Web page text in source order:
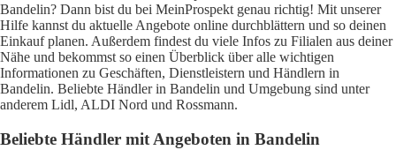
Bandelin? Dann bist du bei MeinProspekt genau richtig! Mit unserer
Hilfe kannst du aktuelle Angebote online durchblättern und so deinen
Einkauf planen. Außerdem findest du viele Infos zu Filialen aus deiner
Nähe und bekommst so einen Überblick über alle wichtigen
Informationen zu Geschäften, Dienstleistern und Händlern in
Bandelin. Beliebte Händler in Bandelin und Umgebung sind unter
anderem Lidl, ALDI Nord und Rossmann.
Beliebte Händler mit Angeboten in Bandelin